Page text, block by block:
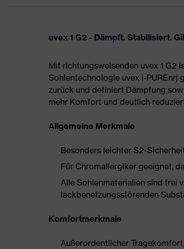
uvex 1 G2 - Dämpft. Stabilisiert.
Mit richtungsweisenden uvex 1 G2
Sohlentechnologie uvex i-PUREnrj
zurück und definiert Dämpfung
mehr Komfort und deutlich
Allgemeine Merkmale
Besonders leichter S2-
Für Chromallergiker geeignet,
Alle Sohlenmaterialien sind frei
lackbenetzungsstörenden
Komfortmerkmale
Außerordentlicher